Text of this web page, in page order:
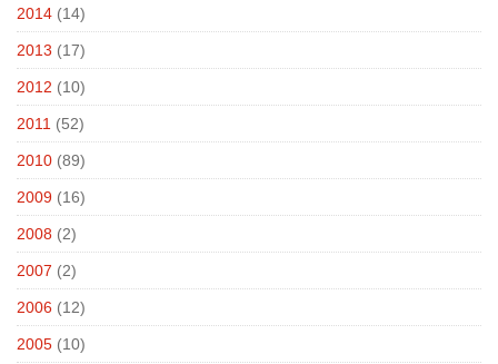
2014 (14)
2013 (17)
2012 (10)
2011 (52)
2010 (89)
2009 (16)
2008 (2)
2007 (2)
2006 (12)
2005 (10)